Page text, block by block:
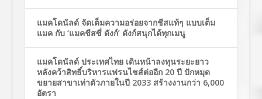
แมคโดนัลด์ จัดเต็มความอร่อยจากชีสแท้ๆ แบบเต็ม
แมค กับ ‘แมคชีสซี่ ดังก์’ ดังก์สนุกได้ทุกเมนู
แมคโดนัลด์ ประเทศไทย เดินหน้าลงทุนระยะยาว
หลังคว้าสิทธิ์บริหารแฟรนไชส์ต่ออีก 20 ปี ปักหมุด
ขยายสาขาเท่าตัวภายในปี 2033 สร้างงานกว่า 6,000
อัตรา